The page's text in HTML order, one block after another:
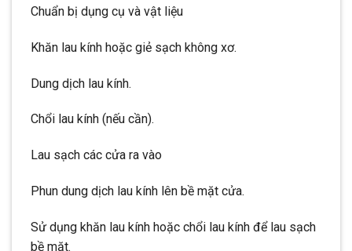
Chuẩn bị dụng cụ và vật liệu
Khăn lau kính hoặc giẻ sạch không xơ.
Dung dịch lau kính.
Chổi lau kính (nếu cần).
Lau sạch các cửa ra vào
Phun dung dịch lau kính lên bề mặt cửa.
Sử dụng khăn lau kính hoặc chổi lau kính để lau sạch
bề mặt.